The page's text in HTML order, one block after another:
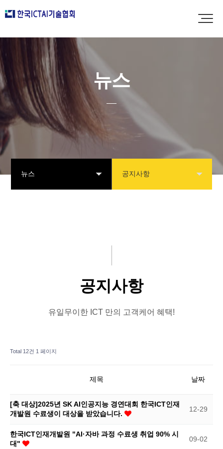
뉴스
뉴스 공지사항
공지사항
유일무이한 ICT 만의 고객케어 혜택!
Total 12건 1 페이지
제목 날짜
[축 대상]2025년 SK AI인공지능 경연대회 한국ICT인재
개발원 수료생이 대상을 받았습니다.
12-29
한국ICT인재개발원 "AI·자바 과정 수료생 취업 90% 시
대"
09-02